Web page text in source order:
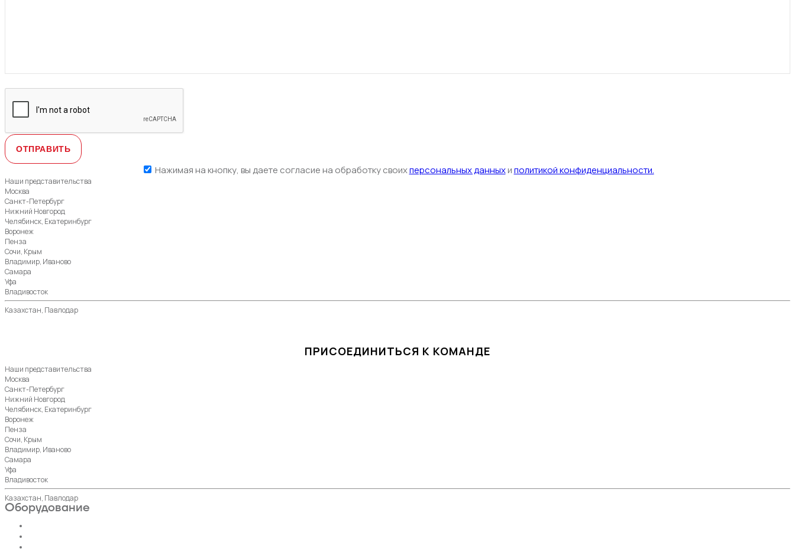
Нажимая на кнопку, вы даете согласие на обработку своихперсональных данныхиполитикой конфиденциальности.
Наши представительства
Москва
Санкт-Петербург
Нижний Новгород
Челябинск, Екатеринбург
Воронеж
Пенза
Сочи, Крым
Владимир, Иваново
Самара
Уфа
Владивосток
Казахстан, Павлодар
ПРИСОЕДИНИТЬСЯ К КОМАНДЕ
Наши представительства
Москва
Санкт-Петербург
Нижний Новгород
Челябинск, Екатеринбург
Воронеж
Пенза
Сочи, Крым
Владимир, Иваново
Самара
Уфа
Владивосток
Казахстан, Павлодар
Оборудование